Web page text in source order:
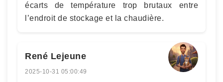
écarts de température trop brutaux entre
l’endroit de stockage et la chaudière.
René Lejeune
2025-10-31 05:00:49